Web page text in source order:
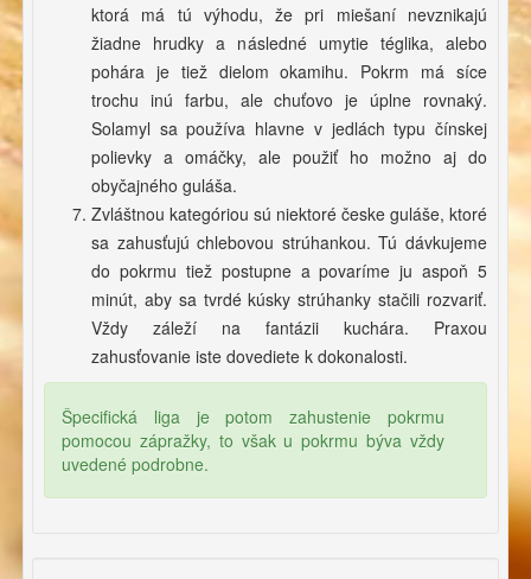
ktorá má tú výhodu, že pri miešaní nevznikajú
žiadne hrudky a následné umytie téglika, alebo
pohára je tiež dielom okamihu. Pokrm má síce
trochu inú farbu, ale chuťovo je úplne rovnaký.
Solamyl sa používa hlavne v jedlách typu čínskej
polievky a omáčky, ale použiť ho možno aj do
obyčajného guláša.
Zvláštnou kategóriou sú niektoré česke guláše, ktoré
sa zahusťujú chlebovou strúhankou. Tú dávkujeme
do pokrmu tiež postupne a povaríme ju aspoň 5
minút, aby sa tvrdé kúsky strúhanky stačili rozvariť.
Vždy záleží na fantázii kuchára. Praxou
zahusťovanie iste dovediete k dokonalosti.
Špecifická liga je potom zahustenie pokrmu
pomocou zápražky, to však u pokrmu býva vždy
uvedené podrobne.